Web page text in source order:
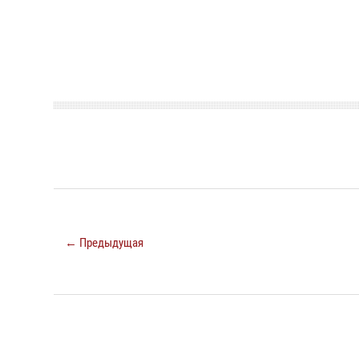
← Предыдущая